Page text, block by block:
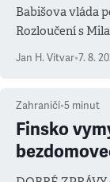
Babišova vláda
Rozloučení s
salvy i kritika
Jan H. Vitvar•7. 8.
Zahraničí•5 minut
Finsko